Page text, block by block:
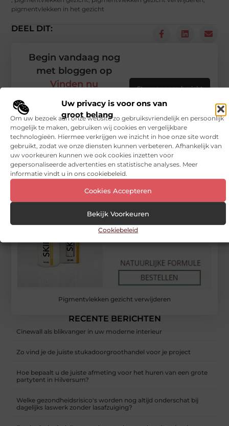
Uw privacy is voor ons van
groot belang
Om uw bezoek aan onze website zo gebruiksvriendelijk en persoonlijk
mogelijk te maken, gebruiken wij cookies en vergelijkbare
technologieën. Hiermee verkrijgen we inzicht in hoe onze site wordt
gebruikt, zodat we onze diensten kunnen verbeteren. Afhankelijk van
uw voorkeuren kunnen we ook cookies inzetten voor
gepersonaliseerde advertenties en statistische analyses. Meer
informatie vindt u in ons cookiebeleid.
Cookies Accepteren
Bekijk Voorkeuren
Cookiebeleid
pigmentvlekken in het gezicht
DEEL DIT:
Pigmentvlekken gezicht verwijderen
RECENTE BERICHTEN
Cinewall als blikvanger in uw moderne interieur
Zo vind je de juiste stukadoorgroothandel voor je project
Hoe bepaalt u de juiste afmeting voor het huren van een grote
partytent in Hilversum?
Welke gezondheidsrisico's worden nog altijd onderschat bij
dagelijks laswerk zonder lasafzuiging?
Begin vandaag nog
met bloggen op
Vinden nu
Stuur ons een bericht